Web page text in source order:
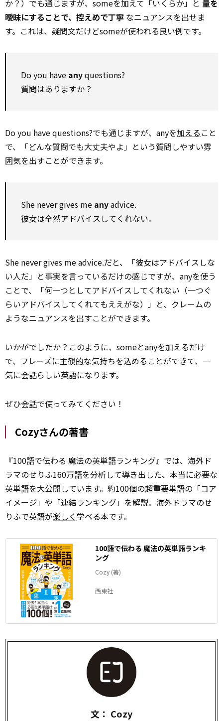
か？）でも通じますが、someを加えて「いくらか」と 量を
曖昧にすることで、控えめで丁寧 なニュアンスを出せま
す。これは、疑問文だけどsomeが使われる良い例です。
Do you have anyquestions?
質問はありますか？
Do you have questions?でも通じますが、anyを加えること
で、「どんな質問でも大丈夫やよ」という質問しやすい雰
囲気を出すことができます。
She never gives me anyadvice.
彼女は全然アドバイスしてくれない。
She never gives me advice.だと、「彼女はアドバイスしな
い人だ」と事実を言っているだけの感じですが、anyを使う
ことで、「何一つとしてアドバイスしてくれない（一つぐ
らいアドバイスしてくれてもええがな）」と、クレームの
ようなニュアンスを出すことができます。
いかがでしたか？このように、someとanyを加えるだけ
で、フレーズに主観的な気持ちを込めることができて、一
気に会話らしい英語になります。
ぜひ会話で使ってみてください！
Cozyさんの著書
『100語で伝わる 魔法の英単語ランキング』では、海外ド
ラマのせりふ160万語を分析して導き出した、本当に必要な
英単語を大公開しています。約100個の超重要単語の「コア
イメージ」や「連結ランキング」を解説。海外ドラマのせ
りふで英語が楽しく学べる本です。
100語で伝わる 魔法の英単語ランキ
ング
Cozy (著)
西東社
文： Cozy